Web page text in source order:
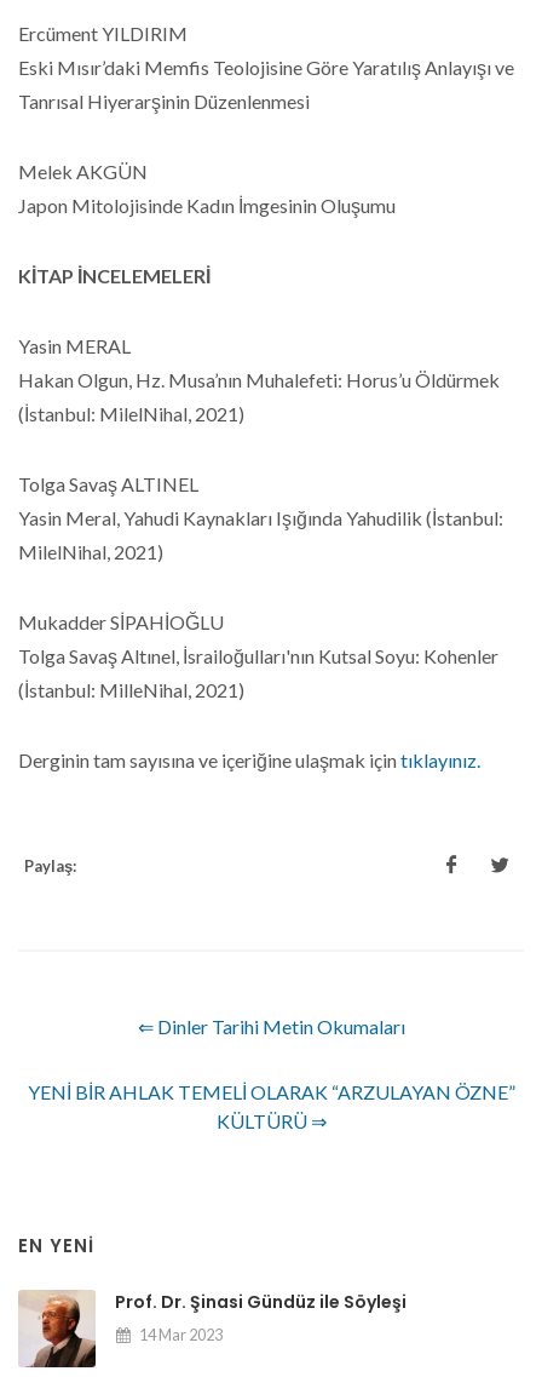
Ercüment YILDIRIM
Eski Mısır’daki Memfis Teolojisine Göre Yaratılış Anlayışı ve
Tanrısal Hiyerarşinin Düzenlenmesi
Melek AKGÜN
Japon Mitolojisinde Kadın İmgesinin Oluşumu
KİTAP İNCELEMELERİ
Yasin MERAL
Hakan Olgun, Hz. Musa’nın Muhalefeti: Horus’u Öldürmek
(İstanbul: MilelNihal, 2021)
Tolga Savaş ALTINEL
Yasin Meral, Yahudi Kaynakları Işığında Yahudilik (İstanbul:
MilelNihal, 2021)
Mukadder SİPAHİOĞLU
Tolga Savaş Altınel, İsrailoğulları'nın Kutsal Soyu: Kohenler
(İstanbul: MilleNihal, 2021)
Derginin tam sayısına ve içeriğine ulaşmak içintıklayınız.
Paylaş:
⇐ Dinler Tarihi Metin Okumaları
YENİ BİR AHLAK TEMELİ OLARAK “ARZULAYAN ÖZNE”
KÜLTÜRÜ ⇒
EN YENI
Prof. Dr. Şinasi Gündüz ile Söyleşi
14 Mar 2023